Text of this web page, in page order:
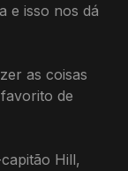
e isso nos dá
as coisas
de
Hill,